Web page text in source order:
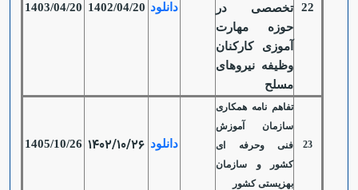
22
تخصصی در
حوزه مهارت
آموزی کارکنان
وظیفه نیروهای
مسلح
دانلود 1402/04/20
1403/04/20
23
تفاهم نامه همکاری
سازمان آموزش
فنی وحرفه ای
کشور و سازمان
بهزیستی کشور
دانلود 1402/10/26
1405/10/26